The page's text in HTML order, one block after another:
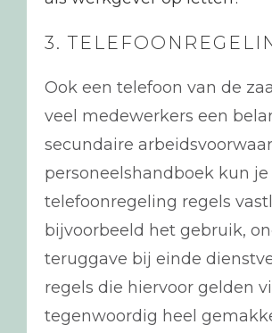
3.
Ook een telefoon van de
veel medewerkers een
secundaire
personeelshandboek kun je
telefoonregeling regels
bijvoorbeeld het gebruik,
teruggave bij einde
regels die hiervoor gelden
tegenwoordig heel